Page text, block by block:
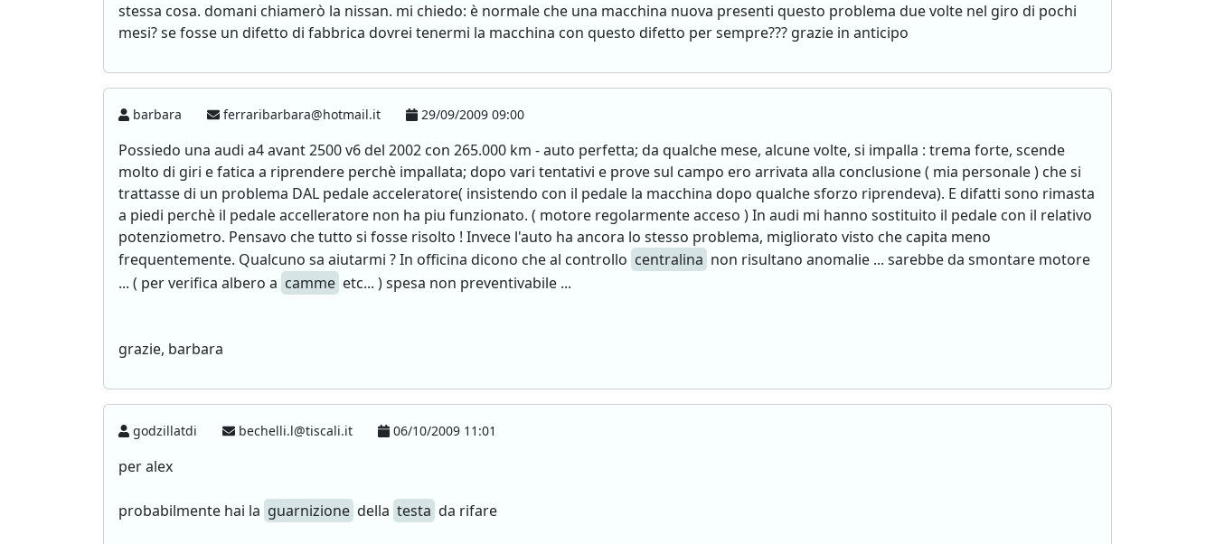
stessa cosa. domani chiamerò la nissan. mi chiedo: è normale che una macchina nuova presenti questo problema due volte nel giro di pochi
mesi? se fosse un difetto di fabbrica dovrei tenermi la macchina con questo difetto per sempre??? grazie in anticipo
barbara ferraribarbara@hotmail.it 29/09/2009 09:00
Possiedo una audi a4 avant 2500 v6 del 2002 con 265.000 km - auto perfetta; da qualche mese, alcune volte, si impalla : trema forte, scende
molto di giri e fatica a riprendere perchè impallata; dopo vari tentativi e prove sul campo ero arrivata alla conclusione ( mia personale ) che si
trattasse di un problema DAL pedale acceleratore( insistendo con il pedale la macchina dopo qualche sforzo riprendeva). E difatti sono rimasta
a piedi perchè il pedale accelleratore non ha piu funzionato. ( motore regolarmente acceso ) In audi mi hanno sostituito il pedale con il relativo
potenziometro. Pensavo che tutto si fosse risolto ! Invece l'auto ha ancora lo stesso problema, migliorato visto che capita meno
frequentemente. Qualcuno sa aiutarmi ? In officina dicono che al controllo centralina non risultano anomalie ... sarebbe da smontare motore
... ( per verifica albero a camme etc... ) spesa non preventivabile ...
grazie, barbara
godzillatdi bechelli.l@tiscali.it 06/10/2009 11:01
per alex
probabilmente hai la guarnizione della testa da rifare